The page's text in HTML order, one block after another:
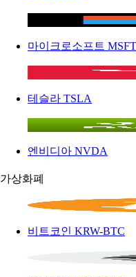
마이크로소프트 MSFT
테슬라 TSLA
엔비디아 NVDA
가상화폐
비트코인 KRW-BTC